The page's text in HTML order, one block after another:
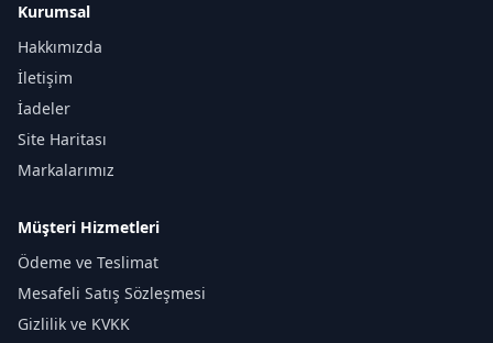
Kurumsal
Hakkımızda
İletişim
İadeler
Site Haritası
Markalarımız
Müşteri Hizmetleri
Ödeme ve Teslimat
Mesafeli Satış Sözleşmesi
Gizlilik ve KVKK